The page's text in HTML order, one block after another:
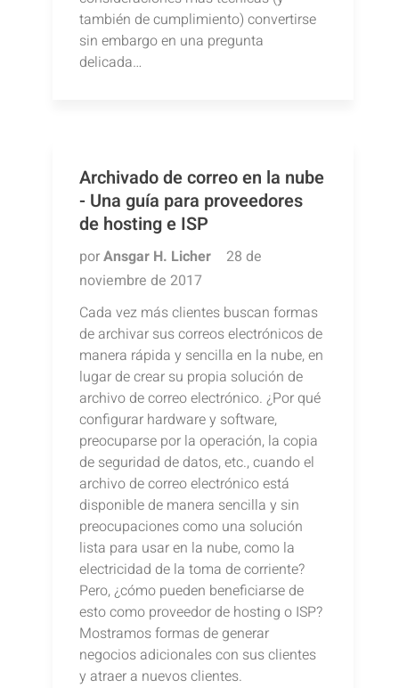
también de cumplimiento) convertirse
sin embargo en una pregunta
delicada…
Archivado de correo en la nube
- Una guía para proveedores
de hosting e ISP
porAnsgar H. Licher
28 de
noviembre de 2017
Cada vez más clientes buscan formas
de archivar sus correos electrónicos de
manera rápida y sencilla en la nube, en
lugar de crear su propia solución de
archivo de correo electrónico. ¿Por qué
configurar hardware y software,
preocuparse por la operación, la copia
de seguridad de datos, etc., cuando el
archivo de correo electrónico está
disponible de manera sencilla y sin
preocupaciones como una solución
lista para usar en la nube, como la
electricidad de la toma de corriente?
Pero, ¿cómo pueden beneficiarse de
esto como proveedor de hosting o ISP?
Mostramos formas de generar
negocios adicionales con sus clientes
y atraer a nuevos clientes.